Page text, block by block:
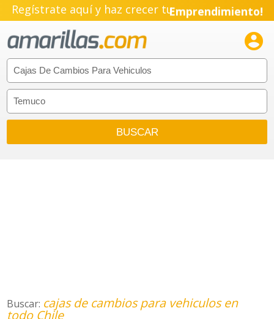
Regístrate aquí y haz crecer tuEmprendimiento!

Buscar: cajas de cambios para vehiculos en
todo Chile